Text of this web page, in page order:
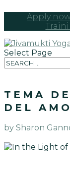
Apply
Select Page
TEMA
DEL
by Sharon